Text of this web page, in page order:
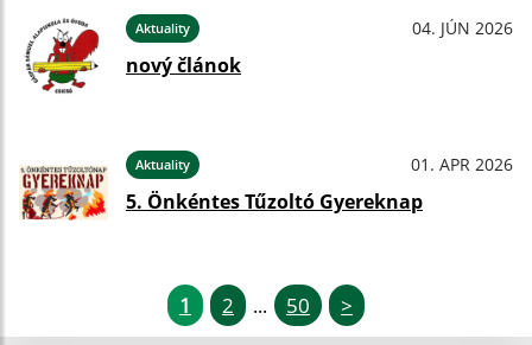
Aktuality 04. JÚN 2026
nový článok
Aktuality 01. APR 2026
5. Önkéntes Tűzoltó Gyereknap
1 2 ... 50 >